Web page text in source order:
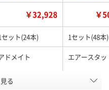
￥32,928 ￥
セット(24本) 1セット(48本)
ドメイト エアースタッ
AK75896
る